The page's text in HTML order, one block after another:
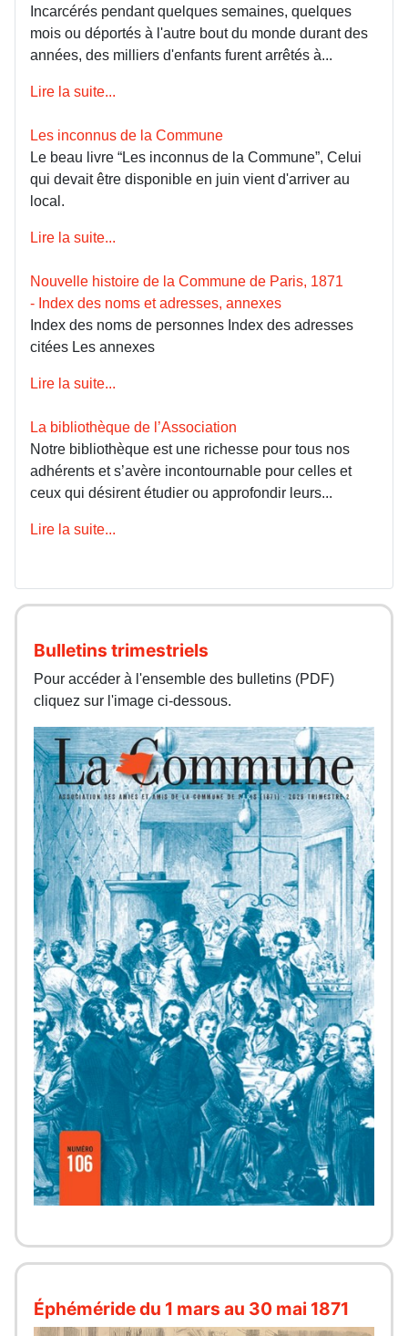
Incarcérés pendant quelques semaines, quelques
mois ou déportés à l'autre bout du monde durant des
années, des milliers d'enfants furent arrêtés à...
Lire la suite...
Les inconnus de la Commune
Le beau livre “Les inconnus de la Commune”, Celui
qui devait être disponible en juin vient d'arriver au
local.
Lire la suite...
Nouvelle histoire de la Commune de Paris, 1871
- Index des noms et adresses, annexes
Index des noms de personnes Index des adresses
citées Les annexes
Lire la suite...
La bibliothèque de l’Association
Notre bibliothèque est une richesse pour tous nos
adhérents et s’avère incontournable pour celles et
ceux qui désirent étudier ou approfondir leurs...
Lire la suite...
Bulletins trimestriels
Pour accéder à l'ensemble des bulletins (PDF)
cliquez sur l'image ci-dessous.
Éphéméride du 1 mars au 30 mai 1871